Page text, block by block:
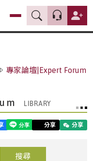
專家論壇|Expert Forum
分享 分享
搜尋